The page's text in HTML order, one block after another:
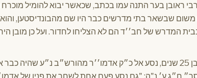
רבי ראובן בער התנה עמו בכתב, שכאשר יבוא להומיל
משום שבשאר בתי מדרשים כבר היו שם מהבונדיסטען,
המדרש של חב׳׳ד הם לא הצליחו לחדור. ועל כן מובן
כאשר היה אברך כבן 25 שנים, נסע אל כ״ק אדמו׳׳ר מהורש״ב נ״ע